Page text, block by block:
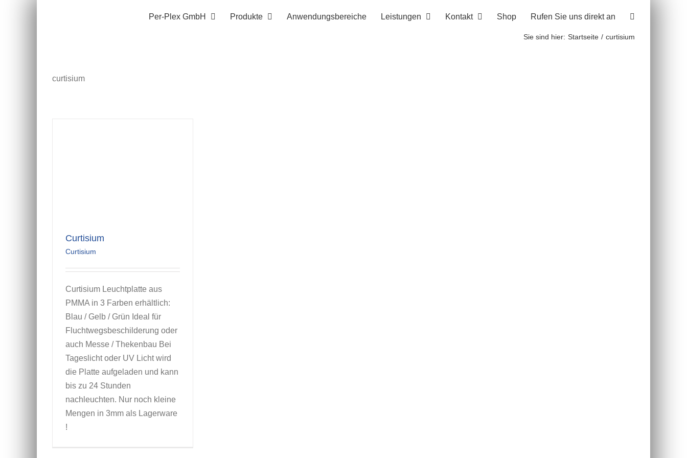
Per-Plex GmbH Produkte Anwendungsbereiche Leistungen Kontakt Shop Rufen Sie uns direkt an
Sie sind hier: Startseite curtisium
curtisium
Curtisium
Curtisium
Curtisium Leuchtplatte aus
PMMA in 3 Farben erhältlich:
Blau / Gelb / Grün Ideal für
Fluchtwegsbeschilderung oder
auch Messe / Thekenbau Bei
Tageslicht oder UV Licht wird
die Platte aufgeladen und kann
bis zu 24 Stunden
nachleuchten. Nur noch kleine
Mengen in 3mm als Lagerware
!